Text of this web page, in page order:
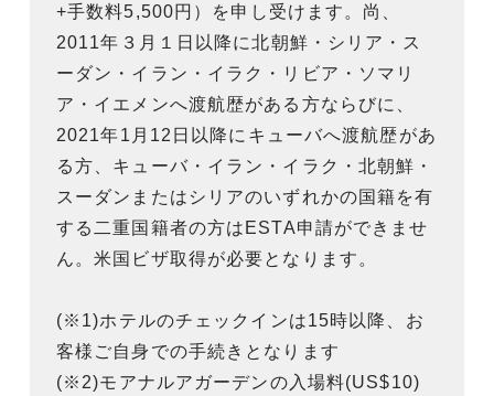
+手数料5,500円）を申し受けます。尚、
2011年３月１日以降に北朝鮮・シリア・ス
ーダン・イラン・イラク・リビア・ソマリ
ア・イエメンへ渡航歴がある方ならびに、
2021年1月12日以降にキューバへ渡航歴があ
る方、キューバ・イラン・イラク・北朝鮮・
スーダンまたはシリアのいずれかの国籍を有
する二重国籍者の方はESTA申請ができませ
ん。米国ビザ取得が必要となります。
(※1)ホテルのチェックインは15時以降、お
客様ご自身での手続きとなります
(※2)モアナルアガーデンの入場料(US$10)